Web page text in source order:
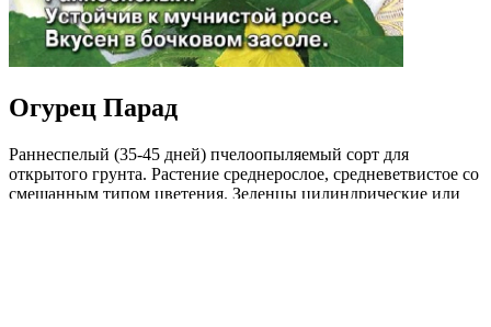
Огурец Парад
Раннеспелый (35-45 дней) пчелоопыляемый сорт для
открытого грунта. Растение среднерослое, средневетвистое со
смешанным типом цветения. Зеленцы цилиндрические или